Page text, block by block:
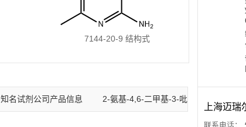
7144-20-9 结构式
知名试剂公司产品信息 2-氨基-4,6-二甲基-3-吡啶甲酰胺价格(试
上海迈
联系电话：